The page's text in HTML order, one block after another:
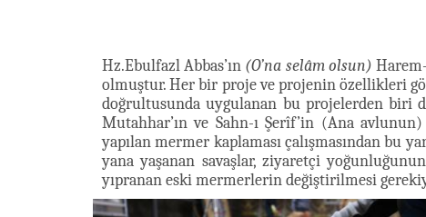
Hz.Ebulfazl Abbas’ın (O’na selâm olsun)
olmuştur. Her bir proje ve projenin özellikleri
doğrultusunda uygulanan bu projelerden biri
Mutahhar’ın ve Sahn-ı Şerîf’in (Ana
yapılan mermer kaplaması çalışmasından bu
yana yaşanan savaşlar, ziyaretçi
yıpranan eski mermerlerin değiştirilmesi